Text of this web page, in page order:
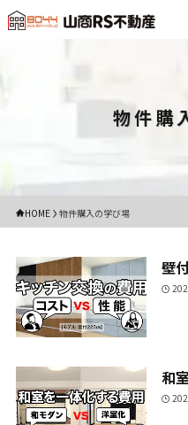
物件購
HOME 物件購入の学び場
壁
和